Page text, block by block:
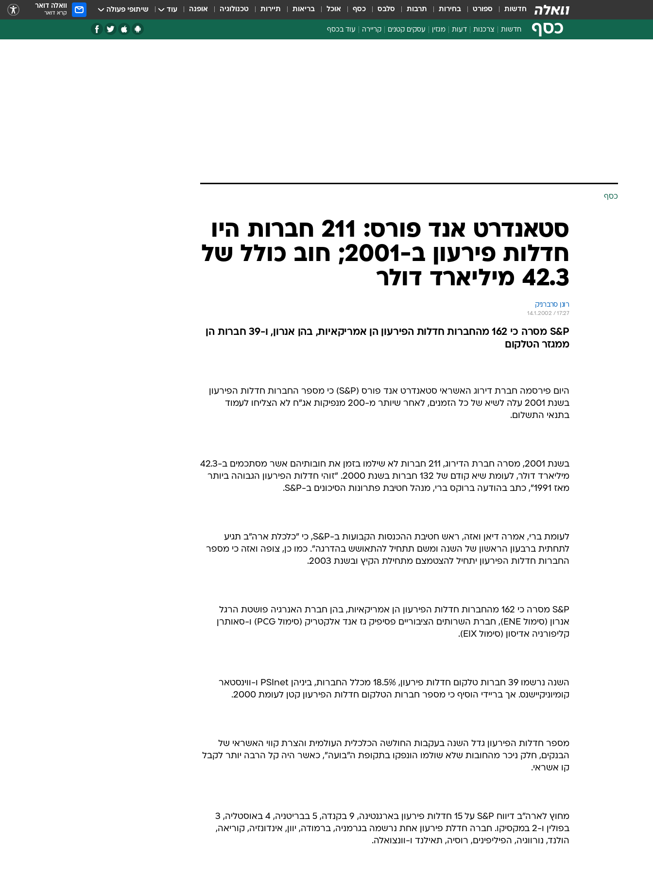
חדשות ספורט בחירות תרבות סלבס כסף אוכל בריאות תיירות טכנולוגיה אופנה עוד שיתופי פעולה וואלה דואר
קרא דואר
כסף חדשות צרכנות דעות מגזין עסקים קטנים קריירה עוד בכסף
כסף
סטאנדרט אנד פורס: 211 חברות היו
חדלות פירעון ב-2001; חוב כולל של
42.3 מיליארד דולר
רונן סרברניק
14.1.2002 / 17:27
S&P מסרה כי 162 מהחברות חדלות הפירעון הן אמריקאיות, בהן אנרון, ו-39 חברות הן
ממגזר הטלקום
היום פירסמה חברת דירוג האשראי סטאנדרט אנד פורס (S&P) כי מספר החברות חדלות הפירעון
בשנת 2001 עלה לשיא של כל הזמנים, לאחר שיותר מ-200 מנפיקות אג"ח לא הצליחו לעמוד
בתנאי התשלום.
בשנת 2001, מסרה חברת הדירוג, 211 חברות לא שילמו בזמן את חובותיהם אשר מסתכמים ב-42.3
מיליארד דולר, לעומת שיא קודם של 132 חברות בשנת 2000. "זוהי חדלות הפירעון הגבוהה ביותר
מאז 1991", כתב בהודעה ברוקס ברי, מנהל חטיבת פתרונות הסיכונים ב-S&P.
לעומת ברי, אמרה דיאן ואזה, ראש חטיבת ההכנסות הקבועות ב-S&P, כי "כלכלת ארה"ב תגיע
לתחתית ברבעון הראשון של השנה ומשם תתחיל להתאושש בהדרגה". כמו כן, צופה ואזה כי מספר
החברות חדלות הפירעון יתחיל להצטמצם מתחילת הקיץ ובשנת 2003.
S&P מסרה כי 162 מהחברות חדלות הפירעון הן אמריקאיות, בהן חברת האנרגיה פושטת הרגל
אנרון (סימול ENE), חברת השרותים הציבוריים פסיפיק גז אנד אלקטריק (סימול PCG) ו-סאותרן
קליפורניה אדיסון (סימול EIX).
השנה נרשמו 39 חברות טלקום חדלות פירעון, 18.5% מכלל החברות, ביניהן PSInet ו-ווינסטאר
קומיוניקיישנס. אך בריידי הוסיף כי מספר חברות הטלקום חדלות הפירעון קטן לעומת 2000.
מספר חדלות הפירעון גדל השנה בעקבות החולשה הכלכלית העולמית והצרת קווי האשראי של
הבנקים, חלק ניכר מהחובות שלא שולמו הונפקו בתקופת ה"בועה", כאשר היה קל הרבה יותר לקבל
קו אשראי.
מחוץ לארה"ב דיווח S&P על 15 חדלות פירעון בארגנטינה, 9 בקנדה, 5 בבריטניה, 4 באוסטליה, 3
בפולין ו-2 במקסיקו. חברה חדלת פירעון אחת נרשמה בגרמניה, ברמודה, יוון, אינדונזיה, קוריאה,
הולנד, נורווגיה, הפיליפינים, רוסיה, תאילנד ו-וונצואלה.